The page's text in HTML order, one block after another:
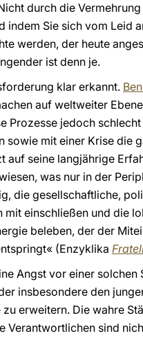
durch die
Sie sich vom Leid
werden, der heute
ist denn je.
klar erkannt.
auf weltweiter
Prozesse jedoch
mit einer Krise die
auf seine langjährige
was nur in der
die gesellschaftliche,
einschließen und die
beleben, der der
(Enzyklika
Angst vor einer solchen
insbesondere den
erweitern. Die wahre
Verantwortlichen sind